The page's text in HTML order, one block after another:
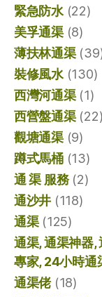
緊急防水(22)
美孚通渠(8)
薄扶林通渠
裝修風水(130)
西灣河通渠(1)
西營盤通渠(22)
觀塘通渠(9)
蹲式馬桶(13)
通 渠 服務(2)
通沙井 (118)
通渠(125)
通渠, 通渠神器,
專家, 24小時通
通渠佬(18)